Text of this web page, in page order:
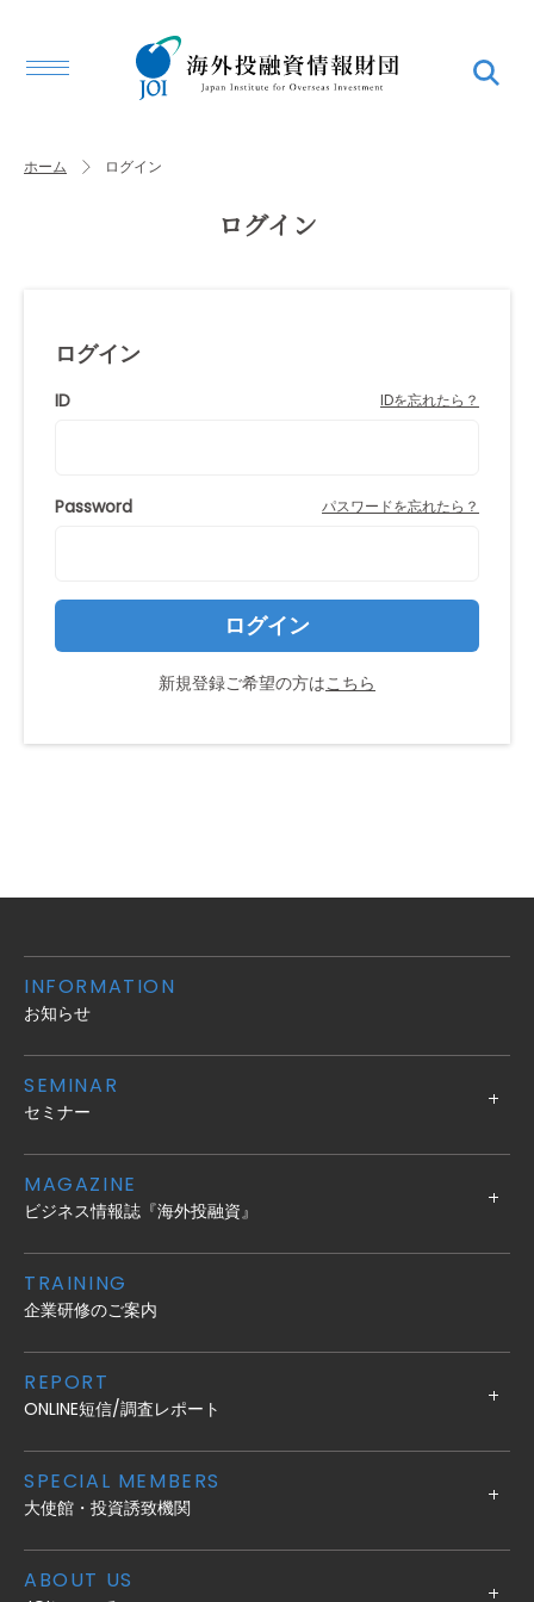
ホーム ログイン
ログイン
ログイン
ID IDを忘れたら？
Password パスワードを忘れたら？
ログイン
新規登録ご希望の方はこちら
INFORMATION
お知らせ
SEMINAR
セミナー
MAGAZINE
ビジネス情報誌『海外投融資』
TRAINING
企業研修のご案内
REPORT
ONLINE短信/調査レポート
SPECIAL MEMBERS
大使館・投資誘致機関
ABOUT US